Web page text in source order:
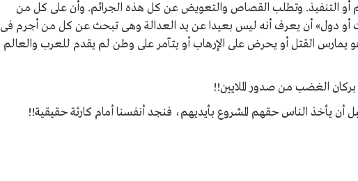
أو التنفيذ. وتطلب القصاص والتعويض عن كل هذه الجرائم. وأن على كل من
دول» أن يعرف أنه ليس بعيدا عن يد العدالة وهى تبحث عن كل من أجرم فى
يمارس القتل أو يحرض على الإرهاب أو يتآمر على وطن لم يقدم للعرب والعالم
الغضب من صدور الملايين!!
أن يأخذ الناس حقهم المشروع بأيديهم، فنجد أنفسنا أمام كارثة حقيقية!!